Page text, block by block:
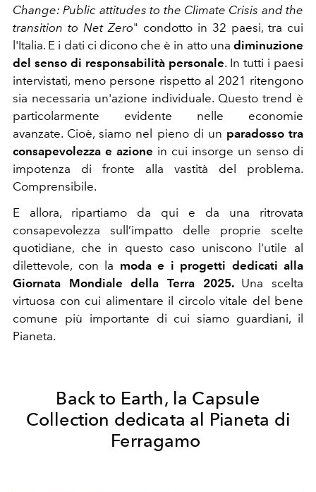
Change: Public attitudes to the Climate Crisis and the
transition to Net Zero" condotto in 32 paesi, tra cui
l'Italia. E i dati ci dicono che è in atto una diminuzione
del senso di responsabilità personale. In tutti i paesi
intervistati, meno persone rispetto al 2021 ritengono
sia necessaria un'azione individuale. Questo trend è
particolarmente evidente nelle economie
avanzate. Cioè, siamo nel pieno di un paradosso tra
consapevolezza e azione in cui insorge un senso di
impotenza di fronte alla vastità del problema.
Comprensibile.
E allora, ripartiamo da qui e da una ritrovata
consapevolezza sull’impatto delle proprie scelte
quotidiane, che in questo caso uniscono l'utile al
dilettevole, con la moda e i progetti dedicati alla
Giornata Mondiale della Terra 2025. Una scelta
virtuosa con cui alimentare il circolo vitale del bene
comune più importante di cui siamo guardiani, il
Pianeta.
Back to Earth, la Capsule
Collection dedicata al Pianeta di
Ferragamo